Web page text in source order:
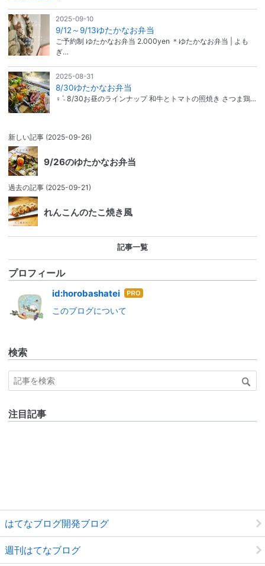
2025-09-10
9/12～9/13ゆたかなお弁当
ご予約制 ゆたかなお弁当 2.000yen ＊ゆたかなお弁当 | よも
ぎ…
2025-08-31
8/30ゆたかなお弁当
‍♀️ˊ˗ 8/30お昼のラインナップ 和牛とトマトの照焼き さつま鶏…
新しい記事 (2025-09-26)
9/26のゆたかなお弁当
過去の記事 (2025-09-21)
れんこんのたこ焼き風
記事一覧
プロフィール
id:horobashatei はて
ログ
このブログについて
検索
注目記事
はてなブログ開発ブログ
週刊はてなブログ